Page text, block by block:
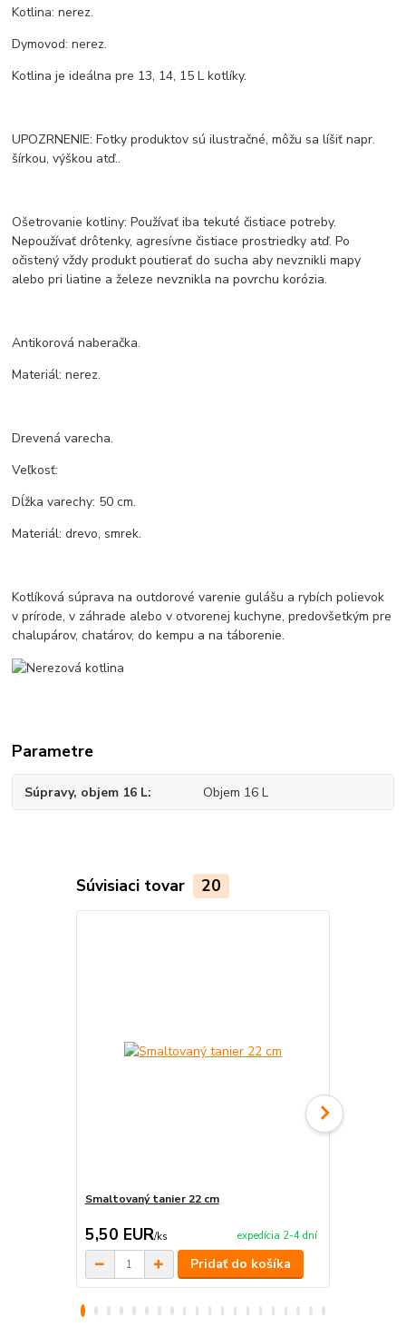
Kotlina: nerez.
Dymovod: nerez.
Kotlina je ideálna pre 13, 14, 15 L kotlíky.
UPOZRNENIE: Fotky produktov sú ilustračné, môžu sa líšiť napr.
šírkou, výškou atď..
Ošetrovanie kotliny: Používať iba tekuté čistiace potreby.
Nepoužívať drôtenky, agresívne čistiace prostriedky atď. Po
očistený vždy produkt poutierať do sucha aby nevznikli mapy
alebo pri liatine a železe nevznikla na povrchu korózia.
Antikorová naberačka.
Materiál: nerez.
Drevená varecha.
Veľkosť:
Dĺžka varechy: 50 cm.
Materiál: drevo, smrek.
Kotlíková súprava na outdorové varenie gulášu a rybích polievok
v prírode, v záhrade alebo v otvorenej kuchyne, predovšetkým pre
chalupárov, chatárov, do kempu a na táborenie.
Parametre
Súpravy, objem 16 L Objem 16 L
Súvisiaci tovar 20
Smaltovaný tanier 22 cm
5,50 EUR/ks expedícia 2-4 dní
Pridať do košíka